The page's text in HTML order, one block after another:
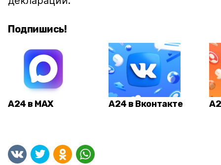
Подпишись!
А24 в MAX А24 в Вконтакте